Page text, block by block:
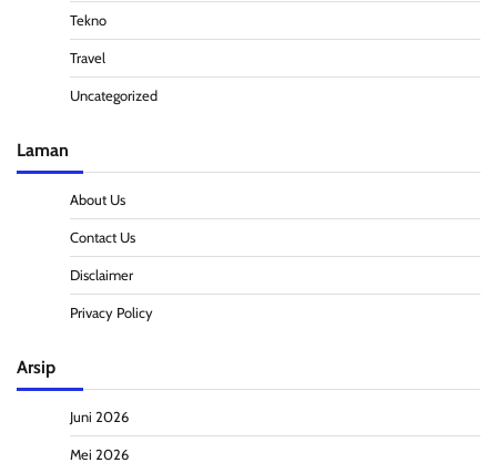
Tekno
Travel
Uncategorized
Laman
About Us
Contact Us
Disclaimer
Privacy Policy
Arsip
Juni 2026
Mei 2026